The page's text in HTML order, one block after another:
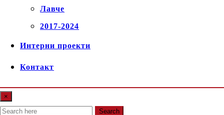
Лавче
2017-2024
Интерни проекти
Контакт
×
Search